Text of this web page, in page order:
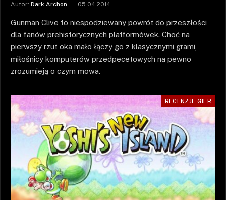
Autor: Dark Archon 05.04.2014
Gunman Clive to niespodziewany powrót do przeszłości
dla fanów prehistorycznych platformówek. Choć na
pierwszy rzut oka mało łączy go z klasycznymi grami,
miłośnicy komputerów przedpecetowych na pewno
zrozumieją o czym mowa.
RECENZJE GIER